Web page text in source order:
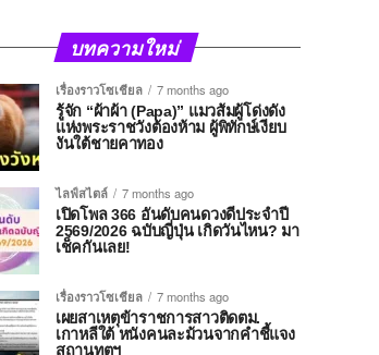
บทความใหม่
เรื่องราวโซเชียล
7 months ago
รู้จัก “ผ้าผ้า (Papa)” แมวส้มผู้โด่งดัง
แห่งพระราชวังต้องห้าม ผู้พิทักษ์เงียบ
งันใต้ชายคาทอง
ไลฟ์สไตล์
7 months ago
เปิดโพล 366 อันดับคนดวงดีประจำปี
2569/2026 ฉบับญี่ปุ่น เกิดวันไหน? มา
เช็คกันเลย!
เรื่องราวโซเชียล
7 months ago
เผยสาเหตุข้าราชการสาวติดตม.
เกาหลีใต้ หนังคนละม้วนจากคำชี้แจง
สถานทูตฯ